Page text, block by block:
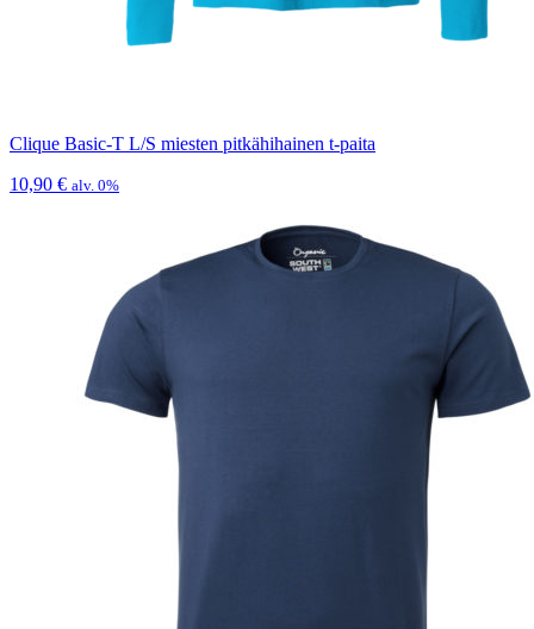
Clique Basic-T L/S miesten pitkähihainen t-paita
10,90 € alv. 0%